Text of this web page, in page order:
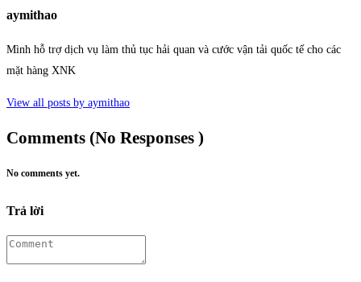
aymithao
Mình hỗ trợ dịch vụ làm thủ tục hải quan và cước vận tải quốc tế cho các
mặt hàng XNK
View all posts by aymithao
Comments (No Responses )
No comments yet.
Trả lời